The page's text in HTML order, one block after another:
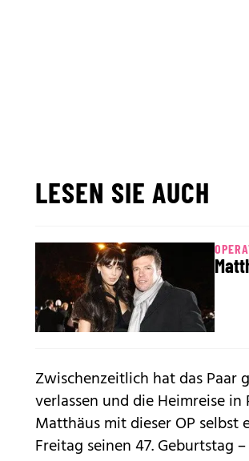
LESEN SIE AUCH
Zwischenzeitlich hat das
verlassen und die Heimreise
Matthäus mit dieser OP selbst
Freitag seinen 47. Geburtstag